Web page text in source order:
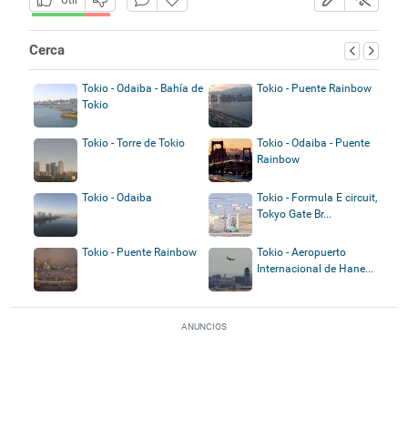
Cerca
Tokio - Odaiba - Bahía de
Tokio
Tokio - Puente Rainbow
Tokio - Torre de Tokio
Tokio - Odaiba - Puente
Rainbow
Tokio - Odaiba
Tokio - Formula E circuit,
Tokyo Gate Br...
Tokio - Puente Rainbow
Tokio - Aeropuerto
Internacional de Hane...
ANUNCIOS